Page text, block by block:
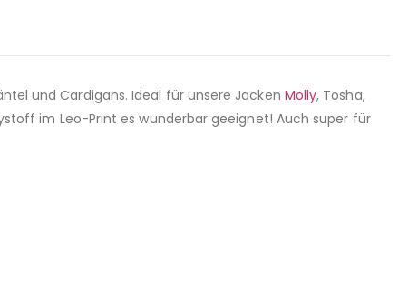
und Cardigans. Ideal für unsere Jacken Molly, Tosha,
im Leo-Print es wunderbar geeignet! Auch super für